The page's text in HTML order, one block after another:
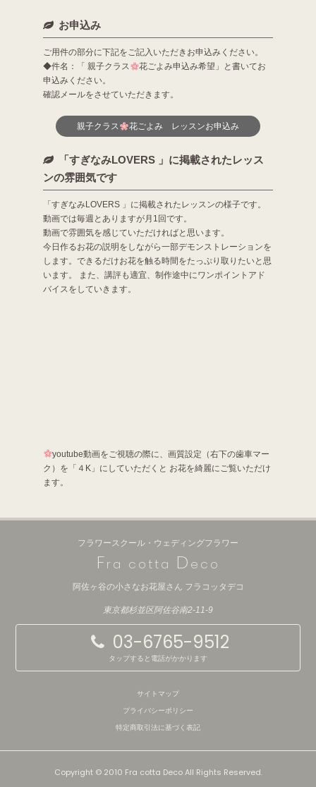
お申込み
ご用件の部分に下記をご記入いただきお申込みください。
◆件名：「 親子クラス
花ごよみ申込み希望」と書いてお
申込みください。
確認メールをさせていただきます。
親子クラス 花ごよみ レッスンお申込み
「すぎなみLOVERS 」に掲載されたレッス
ンの雰囲気です
「すぎなみLOVERS 」に掲載されたレッスンの様子です。
動画では毎週とありますが月1回です。
動画で雰囲気を感じていただければと思います。
今日作るお花の説明をしながら一部デモンストレーションを
します。できるだけお花を触る時間をたっぷり取りたいと思
います。 また、講評も適宜、制作途中にワンポイントアド
バイスをしていきます。
youtube動画をご視聴の際に、画質設定（右下の歯車マー
ク）を「４K」にしていただくと お花を綺麗にご覧いただけ
ます。
フラワースクール・ウェディングフラワー
Fra cotta D eco
阿佐ヶ谷の小さなお花屋さん フラコッタデコ
東京都杉並区阿佐谷南2-11-9
03-6765-9512
タップすると電話がかかります
サイトマップ
プライバシーポリシー
特定商取引法に基づく表記
Copyright © 2010 Fra cotta Deco All Rights Reserved.